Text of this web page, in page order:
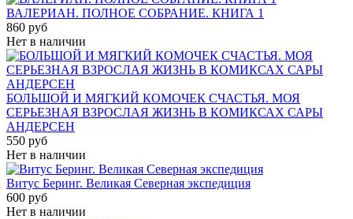
ВАЛЕРИАН. ПОЛНОЕ СОБРАНИЕ. КНИГА 1
860 руб
Нет в наличии
БОЛЬШОЙ И МЯГКИЙ КОМОЧЕК СЧАСТЬЯ. МОЯ
СЕРЬЕЗНАЯ ВЗРОСЛАЯ ЖИЗНЬ В КОМИКСАХ САРЫ
АНДЕРСЕН
550 руб
Нет в наличии
Витус Беринг. Великая Северная экспедиция
600 руб
Нет в наличии